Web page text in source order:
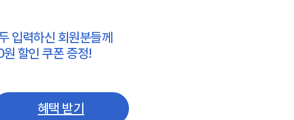
입력하신 회원분들께
할인 쿠폰 증정!
혜택 받기